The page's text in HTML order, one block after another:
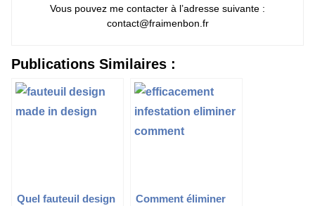
Vous pouvez me contacter à l’adresse suivante :
contact@fraimenbon.fr
Publications Similaires :
Quel fauteuil design
Comment éliminer